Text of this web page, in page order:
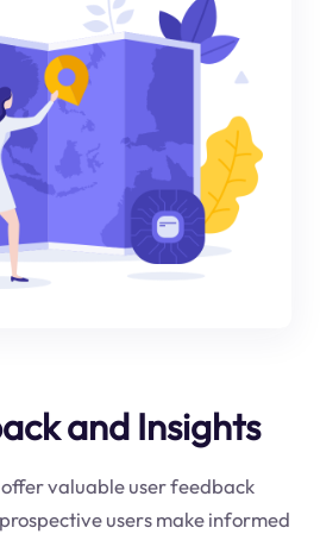
and Insights
valuable user feedback
users make informed